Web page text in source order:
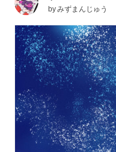
byみずまんじゅう